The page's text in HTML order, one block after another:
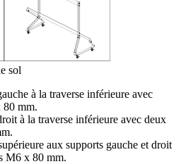
sol
à la traverse inférieure avec
80 mm.
à la traverse inférieure avec deux
aux supports gauche et droit
M6 x 80 mm.